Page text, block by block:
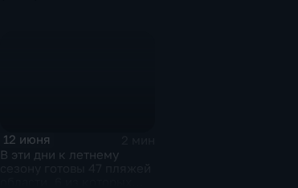
12 июня
В эти дни к летнему